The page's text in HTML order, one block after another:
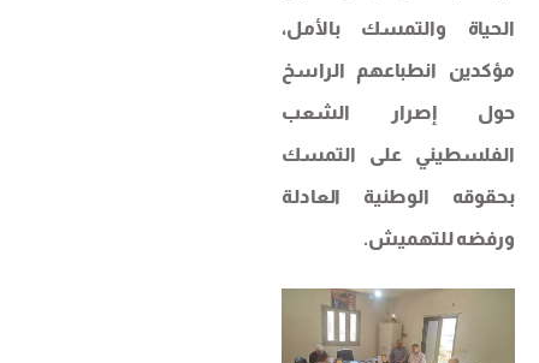
الحياة والتمسك بالأمل،
مؤكدين انطباعهم الراسخ
حول إصرار الشعب
الفلسطيني على التمسك
بحقوقه الوطنية العادلة
ورفضه للتهميش.